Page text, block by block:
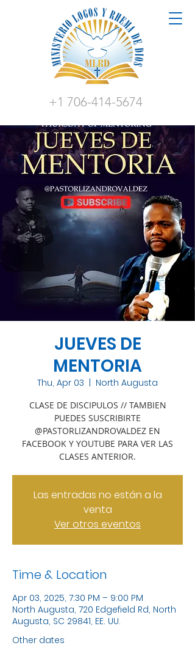
+1 706-414-5674
JUEVES DE
MENTORIA
Thu, Apr 03 North Augusta
CLASE DE DISCIPULOS // TAMBIEN
PUEDES SUSCRIBIRTE
@PASTORLIZANDROVALDEZ EN
FACEBOOK Y YOUTUBE PARA VER LAS
CLASES ANTERIOR.
Las entradas no están a la
venta
Ver otros eventos
Time & Location
Apr 03, 2025, 7:30 PM – 9:00 PM
North Augusta, 720 Edgefield Rd, North
Augusta, SC 29841, EE. UU.
Other dates